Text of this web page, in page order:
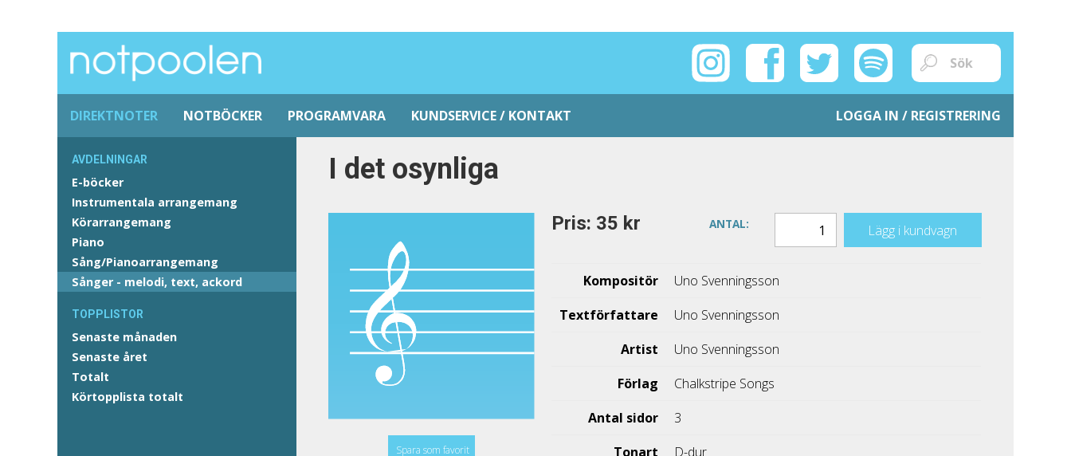
DIREKTNOTER NOTBÖCKER PROGRAMVARA KUNDSERVICE / KONTAKT LOGGA IN / REGISTRERING
AVDELNINGAR
E-böcker
Instrumentala arrangemang
Körarrangemang
Piano
Sång/Pianoarrangemang
Sånger - melodi, text, ackord
TOPPLISTOR
Senaste månaden
Senaste året
Totalt
Körtopplista totalt
I det osynliga
Spara som favorit
Pris: 35 kr ANTAL: Lägg i kundvagn
Kompositör
Uno Svenningsson
Textförfattare
Uno Svenningsson
Artist
Uno Svenningsson
Förlag
Chalkstripe Songs
Antal sidor
3
Tonart
D-dur